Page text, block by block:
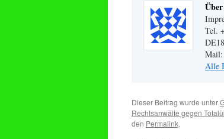
Tel.
Mail:
Alle
Dieser Beitrag wurde unter
Rechtsanwälte gegen
den Permalink.